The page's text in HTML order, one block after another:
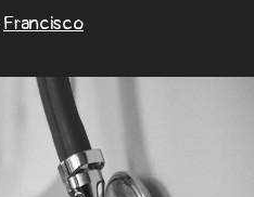
Francisco